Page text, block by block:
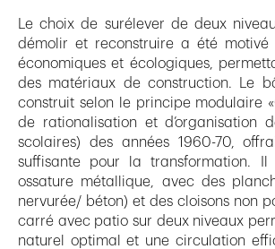
Le choix de surélever de deux
démolir et reconstruire a été motivé
économiques et écologiques,
des matériaux de construction. Le
construit selon le principe modulaire
de rationalisation et d’organisation
scolaires) des années 1960-70,
suffisante pour la transformation. Il
ossature métallique, avec des
nervurée/ béton) et des cloisons non
carré avec patio sur deux niveaux
naturel optimal et une circulation